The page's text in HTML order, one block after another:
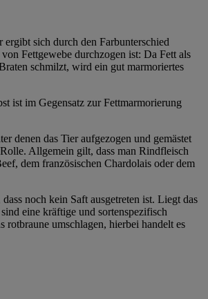
sich durch den Farbunterschied
Fettgewebe durchzogen ist: Da Fett als
schmilzt, wird ein gut marmoriertes
ist im Gegensatz zur Fettmarmorierung
denen das Tier aufgezogen und gemästet
Allgemein gilt, dass man Rindfleisch
dem französischen Chardolais oder dem
noch kein Saft ausgetreten ist. Liegt das
eine kräftige und sortenspezifisch
umschlagen, hierbei handelt es